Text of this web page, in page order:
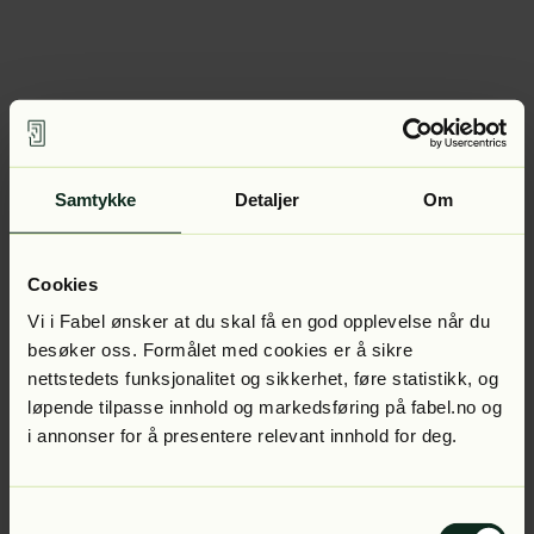
Samtykke Detaljer Om
Cookies
Vi i Fabel ønsker at du skal få en god opplevelse når du
besøker oss. Formålet med cookies er å sikre
nettstedets funksjonalitet og sikkerhet, føre statistikk, og
løpende tilpasse innhold og markedsføring på fabel.no og
i annonser for å presentere relevant innhold for deg.